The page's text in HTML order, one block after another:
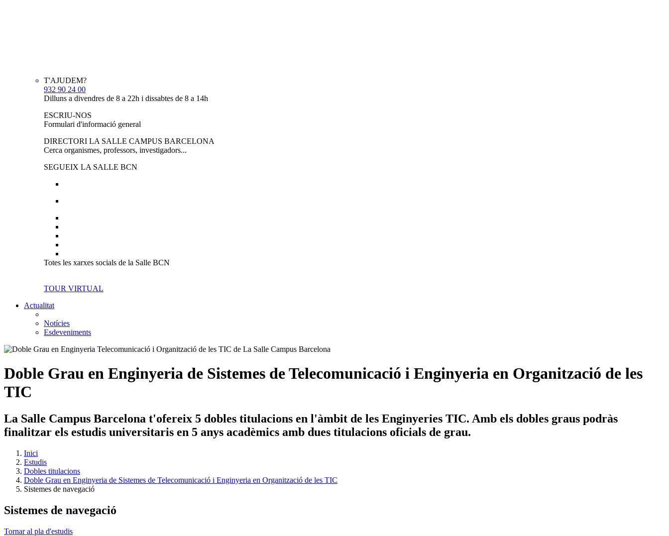
T'AJUDEM?
932 90 24 00
Dilluns a divendres de 8 a 22h i dissabtes de 8 a 14h
ESCRIU-NOS
Formulari d'informació general
DIRECTORI LA SALLE CAMPUS BARCELONA
Cerca organismes, professors, investigadors...
SEGUEIX LA SALLE BCN
Totes les xarxes socials de la Salle BCN
TOUR VIRTUAL
Actualitat
Notícies
Esdeveniments
Doble Grau en Enginyeria de Sistemes de Telecomunicació i Enginyeria en Organització de les
TIC
La Salle Campus Barcelona t'ofereix 5 dobles titulacions en l'àmbit de les Enginyeries TIC. Amb els dobles graus podràs
finalitzar els estudis universitaris en 5 anys acadèmics amb dues titulacions oficials de grau.
Inici
Estudis
Dobles titulacions
Doble Grau en Enginyeria de Sistemes de Telecomunicació i Enginyeria en Organització de les TIC
Sistemes de navegació
Sistemes de navegació
Tornar al pla d'estudis